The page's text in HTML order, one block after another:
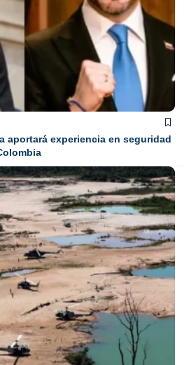
aportará experiencia en seguridad